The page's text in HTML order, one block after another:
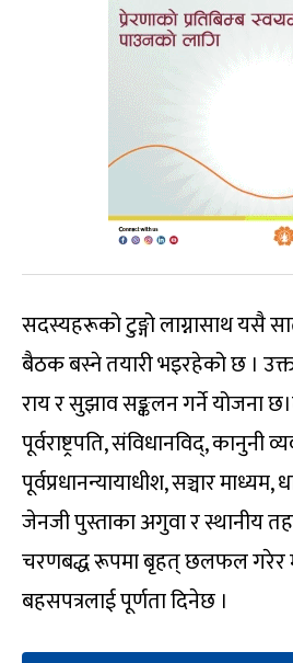
सदस्यहरूको टुङ्गो लाग्नासाथ यसै
बैठक बस्ने तयारी भइरहेको छ ।
राय र सुझाव सङ्कलन गर्ने योजना
पूर्वराष्ट्रपति, संविधानविद्, कानुनी
पूर्वप्रधानन्यायाधीश, सञ्चार माध्यम,
जेनजी पुस्ताका अगुवा र स्थानीय
चरणबद्ध रूपमा बृहत् छलफल गरेर
बहसपत्रलाई पूर्णता दिनेछ ।